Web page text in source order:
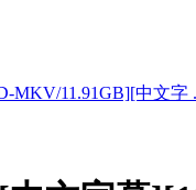
MKV/11.91GB][中文字